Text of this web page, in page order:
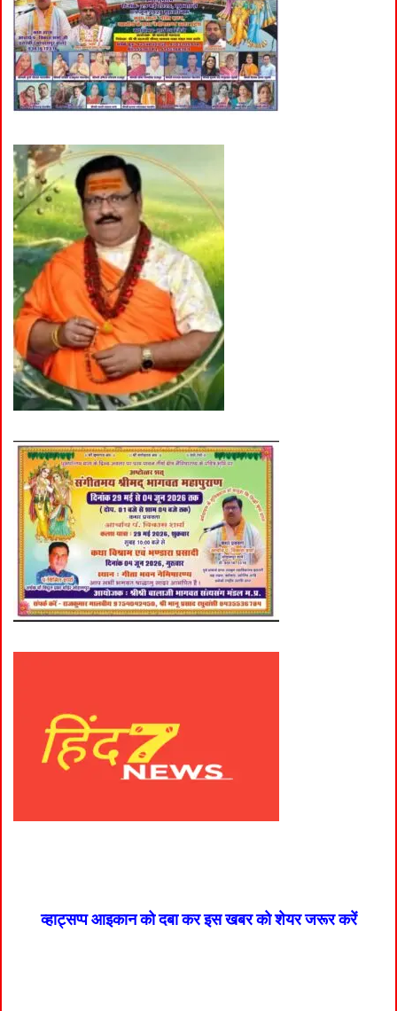
व्हाट्सप्प आइकान को दबा कर इस खबर को शेयर जरूर करें